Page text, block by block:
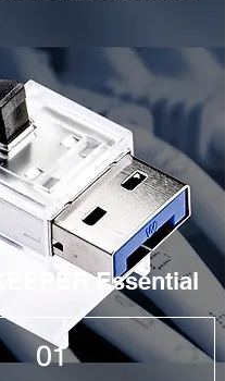
Essential
01